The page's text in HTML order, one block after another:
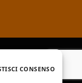
by
CONSENSO